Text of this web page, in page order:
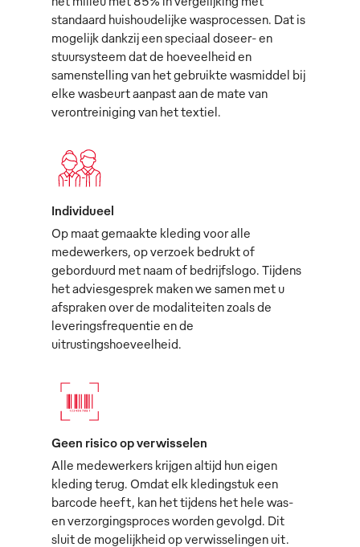
standaard huishoudelijke wasprocessen. Dat is
mogelijk dankzij een speciaal doseer- en
stuursysteem dat de hoeveelheid en
samenstelling van het gebruikte wasmiddel bij
elke wasbeurt aanpast aan de mate van
verontreiniging van het textiel.
Individueel
Op maat gemaakte kleding voor alle
medewerkers, op verzoek bedrukt of
geborduurd met naam of bedrijfslogo. Tijdens
het adviesgesprek maken we samen met u
afspraken over de modaliteiten zoals de
leveringsfrequentie en de
uitrustingshoeveelheid.
Geen risico op verwisselen
Alle medewerkers krijgen altijd hun eigen
kleding terug. Omdat elk kledingstuk een
barcode heeft, kan het tijdens het hele was-
en verzorgingsproces worden gevolgd. Dit
sluit de mogelijkheid op verwisselingen uit.